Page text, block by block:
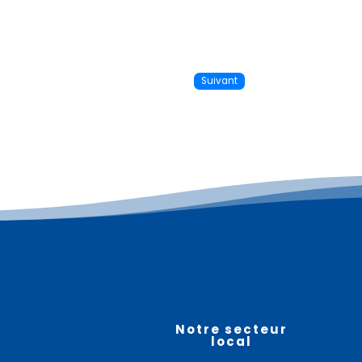
Suivant
Notre secteur
local